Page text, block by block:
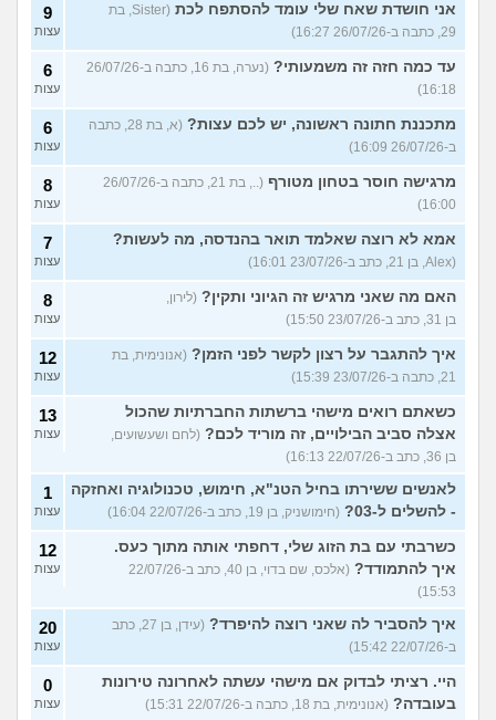
אני חושדת שאח שלי עומד להסתפח לכת
(Sister, בת
29, כתבה ב-26/07/26 16:27)
9
עצות
עד כמה חזה זה משמעותי?
(נערה, בת 16, כתבה ב-26/07/26
16:18)
6
עצות
מתכננת חתונה ראשונה, יש לכם עצות?
(א, בת 28, כתבה
ב-26/07/26 16:09)
6
עצות
מרגישה חוסר בטחון מטורף
(.., בת 21, כתבה ב-26/07/26
16:00)
8
עצות
אמא לא רוצה שאלמד תואר בהנדסה, מה לעשות?
(Alex, בן 21, כתב ב-23/07/26 16:01)
7
עצות
האם מה שאני מרגיש זה הגיוני ותקין? (לירון,
בן 31, כתב ב-23/07/26 15:50)
8
עצות
איך להתגבר על רצון לקשר לפני הזמן? (אנונימית, בת
21, כתבה ב-23/07/26 15:39)
12
עצות
כשאתם רואים מישהי ברשתות החברתיות שהכול
אצלה סביב הבילויים, זה מוריד לכם? (לחם ושעשועים,
בן 36, כתב ב-22/07/26 16:13)
13
עצות
לאנשים ששירתו בחיל הטנ"א, חימוש, טכנולוגיה ואחזקה
- להשלים ל-03?
(חימושניק, בן 19, כתב ב-22/07/26 16:04)
1
עצות
כשרבתי עם בת הזוג שלי, דחפתי אותה מתוך כעס.
איך להתמודד?
(אלכס, שם בדוי, בן 40, כתב ב-22/07/26
15:53)
12
עצות
איך להסביר לה שאני רוצה להיפרד?
(עידן, בן 27, כתב
ב-22/07/26 15:42)
20
עצות
היי. רציתי לבדוק אם מישהי עשתה לאחרונה טירונות
בעובדה? (אנונימית, בת 18, כתבה ב-22/07/26 15:31)
0
עצות